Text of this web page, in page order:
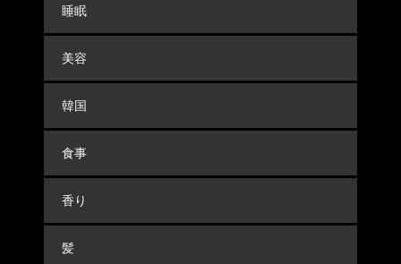
睡眠
美容
韓国
食事
香り
髪